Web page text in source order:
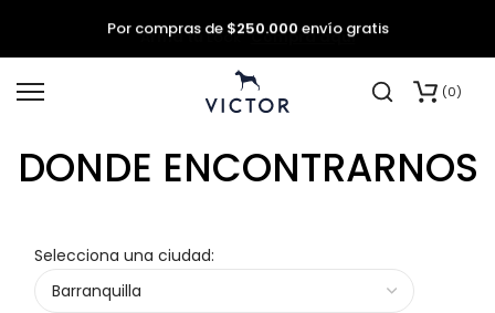
Por compras de $250.000 envío gratis
saltar
al
0
DONDE ENCONTRARNOS
Selecciona una ciudad: